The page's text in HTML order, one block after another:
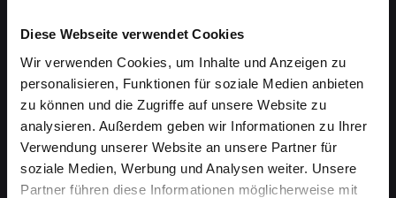
Diese Webseite verwendet Cookies
Wir verwenden Cookies, um Inhalte und Anzeigen zu
personalisieren, Funktionen für soziale Medien anbieten
zu können und die Zugriffe auf unsere Website zu
analysieren. Außerdem geben wir Informationen zu Ihrer
Verwendung unserer Website an unsere Partner für
soziale Medien, Werbung und Analysen weiter. Unsere
Partner führen diese Informationen möglicherweise mit